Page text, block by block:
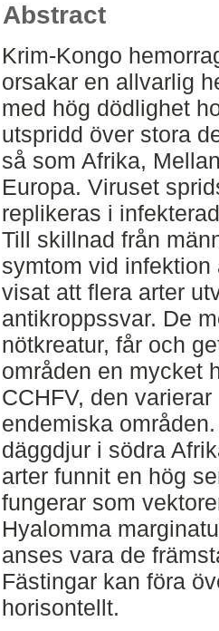
Abstract
Krim-Kongo
orsakar en allvarlig
med hög dödlighet
utspridd över stora
så som Afrika,
Europa. Viruset
replikeras i
Till skillnad från
symtom vid infektion
visat att flera arter
antikroppssvar. De
nötkreatur, får och
områden en mycket
CCHFV, den
endemiska
däggdjur i södra
arter funnit en hög
fungerar som
Hyalomma
anses vara de
Fästingar kan föra
horisontellt.